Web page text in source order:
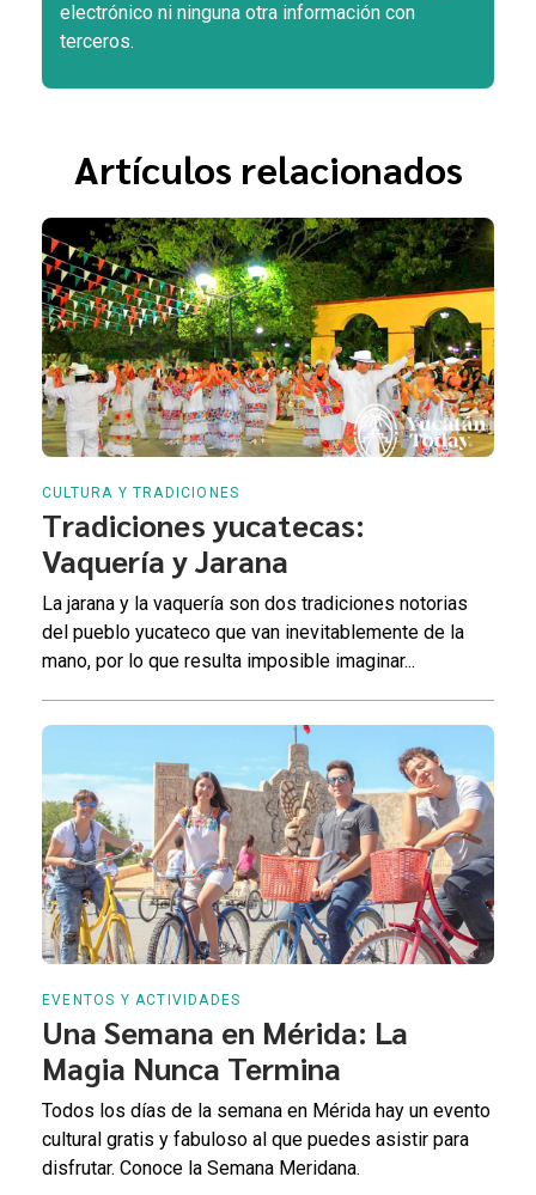
electrónico ni ninguna otra información con
terceros.
Artículos relacionados
CULTURA Y TRADICIONES
Tradiciones yucatecas:
Vaquería y Jarana
La jarana y la vaquería son dos tradiciones notorias
del pueblo yucateco que van inevitablemente de la
mano, por lo que resulta imposible imaginar...
EVENTOS Y ACTIVIDADES
Una Semana en Mérida: La
Magia Nunca Termina
Todos los días de la semana en Mérida hay un evento
cultural gratis y fabuloso al que puedes asistir para
disfrutar. Conoce la Semana Meridana.